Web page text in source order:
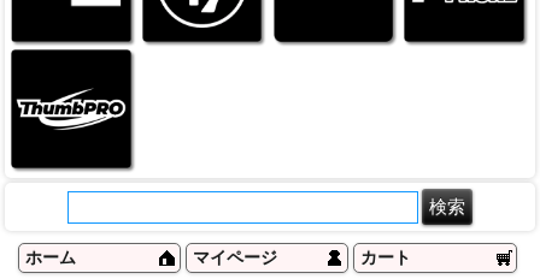
ホーム マイページ カート